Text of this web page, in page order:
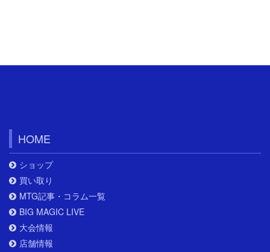
HOME
ショップ
買い取り
MTG記事・コラム一覧
BIG MAGIC LIVE
大会情報
店舗情報